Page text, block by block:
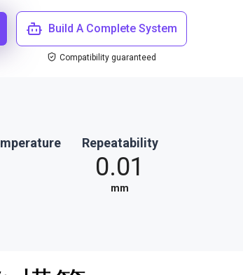
Build A Complete System
Compatibility guaranteed
Repeatability
0.01
mm